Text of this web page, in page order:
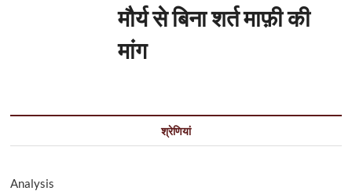
मौर्य से बिना शर्त माफ़ी की
मांग
श्रेणियां
Analysis